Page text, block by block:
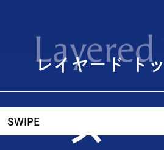
レイヤード ト
ード
トッ
ス
SWIPE